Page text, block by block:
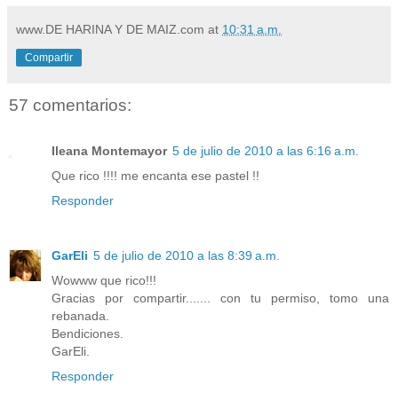
www.DE HARINA Y DE MAIZ.com at 10:31 a.m.
Compartir
57 comentarios:
Ileana Montemayor 5 de julio de 2010 a las 6:16 a.m.
Que rico !!!! me encanta ese pastel !!
Responder
GarEli 5 de julio de 2010 a las 8:39 a.m.
Wowww que rico!!!
Gracias por compartir....... con tu permiso, tomo una
rebanada.
Bendiciones.
GarEli.
Responder